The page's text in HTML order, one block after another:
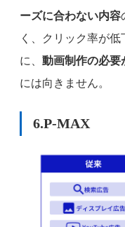
ーズに合わない内容
く、クリック率が
に、 動画制作の必要
には向きません。
6.P-MAX